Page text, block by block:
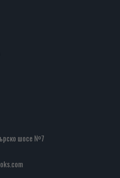
шосе №7